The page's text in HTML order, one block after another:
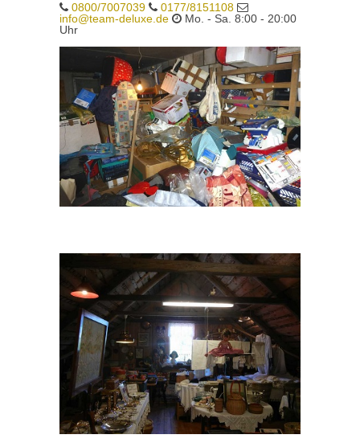
0800/7007039
0177/8151108
info@team-deluxe.de
Mo. - Sa. 8:00 - 20:00
Uhr